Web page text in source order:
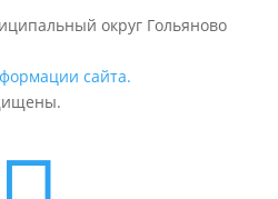
округ Гольяново
сайта.